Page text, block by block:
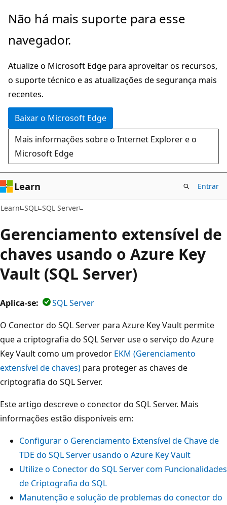
Pular
o
principal
Não há mais suporte para esse
navegador.
Atualize o Microsoft Edge para aproveitar os recursos,
o suporte técnico e as atualizações de segurança mais
recentes.
Baixar o Microsoft Edge
Mais informações sobre o Internet Explorer e o
Microsoft Edge
Learn Entrar
Learn SQL SQL Server
Gerenciamento extensível de
chaves usando o Azure Key
Vault (SQL Server)
Aplica-se:
SQL Server
O Conector do SQL Server para Azure Key Vault permite
que a criptografia do SQL Server use o serviço do Azure
Key Vault como um provedor EKM (Gerenciamento
extensível de chaves) para proteger as chaves de
criptografia do SQL Server.
Este artigo descreve o conector do SQL Server. Mais
informações estão disponíveis em:
Configurar o Gerenciamento Extensível de Chave de
TDE do SQL Server usando o Azure Key Vault
Utilize o Conector do SQL Server com Funcionalidades
de Criptografia do SQL
Manutenção e solução de problemas do conector do